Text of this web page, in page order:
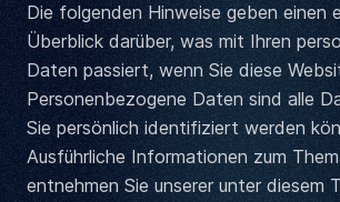
Die folgenden Hinweise geben einen
Überblick darüber, was mit Ihren
Daten passiert, wenn Sie diese
Personenbezogene Daten sind alle
Sie persönlich identifiziert werden
Ausführliche Informationen zum
entnehmen Sie unserer unter diesem